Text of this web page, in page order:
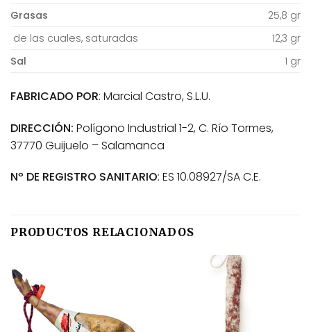
Grasas
25,8 gr
de las cuales, saturadas
12,3 gr
Sal
1 gr
FABRICADO POR: Marcial Castro, S.L.U.
DIRECCIÓN: Polígono Industrial 1-2, C. Río Tormes,
37770 Guijuelo – Salamanca
Nº DE REGISTRO SANITARIO: ES 10.08927/SA C.E.
PRODUCTOS RELACIONADOS